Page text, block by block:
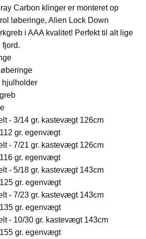
Carbon klinger er monteret op
løberinge, Alien Lock Down
i AAA kvalitet! Perfekt til alt lige
fjord.
hjulholder
- 3/14 gr. kastevægt 126cm
gr. egenvægt
- 7/21 gr. kastevægt 126cm
gr. egenvægt
- 5/18 gr. kastevægt 143cm
gr. egenvægt
- 7/23 gr. kastevægt 143cm
gr. egenvægt
- 10/30 gr. kastevægt 143cm
gr. egenvægt